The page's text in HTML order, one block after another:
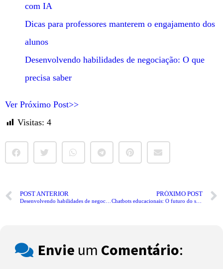
com IA
Dicas para professores manterem o engajamento dos
alunos
Desenvolvendo habilidades de negociação: O que
precisa saber
Ver Próximo Post>>
Visitas: 4
POST ANTERIOR PRÓXIMO POST
Chatbots educacionais: O futuro do suporte ao aluno com IA
Envie um Comentário: